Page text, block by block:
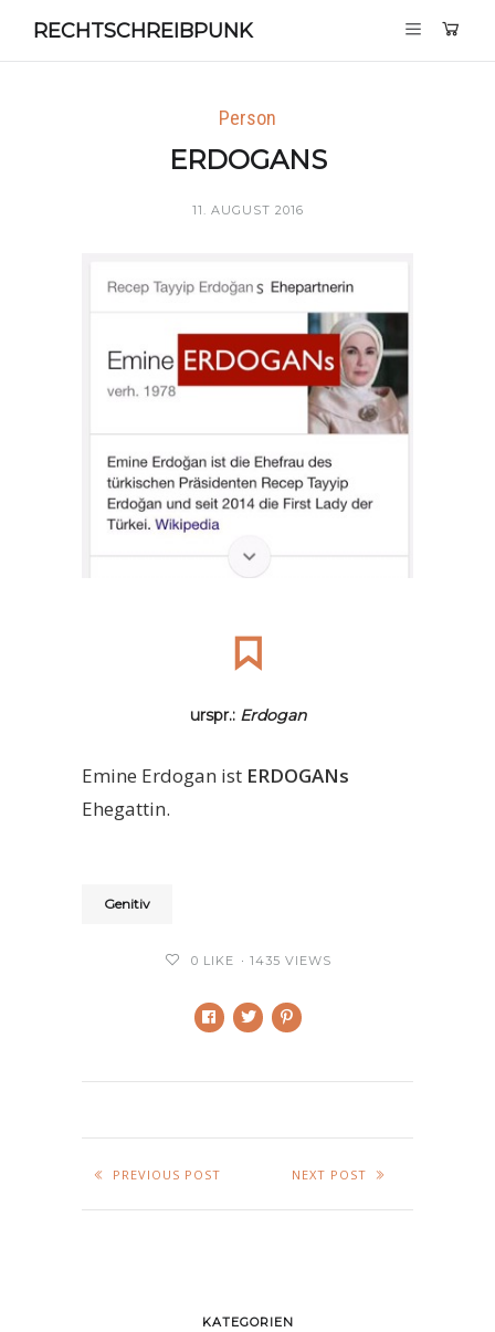
RECHTSCHREIBPUNK
Person
ERDOGANS
11. AUGUST 2016
urspr.: Erdogan
Emine Erdogan ist ERDOGANs
Ehegattin.
Genitiv
0 LIKE 1435 VIEWS
PREVIOUS POST NEXT POST
KATEGORIEN